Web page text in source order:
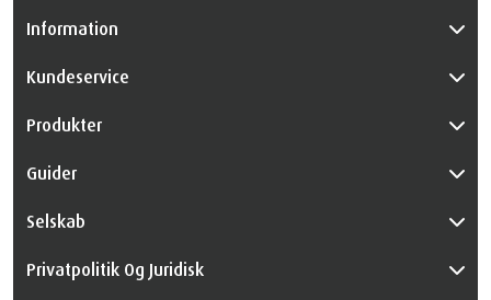
Information
Kundeservice
Produkter
Guider
Selskab
Privatpolitik Og Juridisk